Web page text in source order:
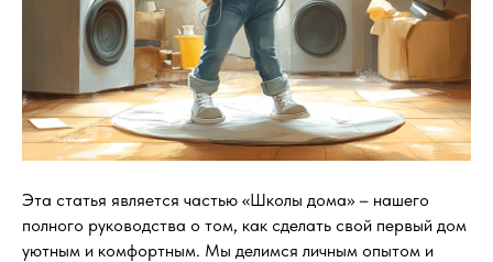
Эта статья является частью «Школы дома» – нашего
полного руководства о том, как сделать свой первый дом
уютным и комфортным. Мы делимся личным опытом и